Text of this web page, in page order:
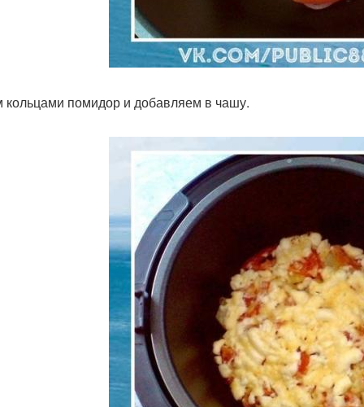
кольцами помидор и добавляем в чашу.